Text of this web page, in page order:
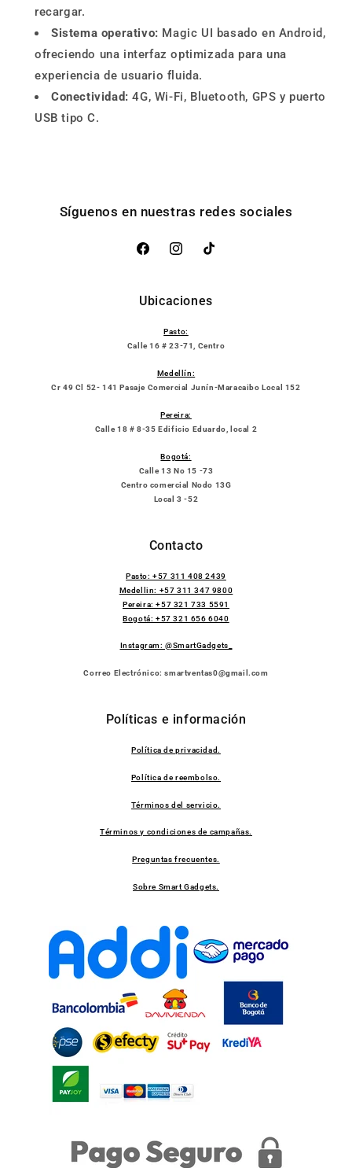
recargar.
Sistema operativo: Magic UI basado en Android,
ofreciendo una interfaz optimizada para una
experiencia de usuario fluida.
Conectividad: 4G, Wi-Fi, Bluetooth, GPS y puerto
USB tipo C.
Síguenos en nuestras redes sociales
FacebookInstagramTikTok
Ubicaciones
Pasto:
Calle 16 # 23-71, Centro
Medellín:
Cr 49 Cl 52- 141 Pasaje Comercial Junín-Maracaibo Local 152
Pereira:
Calle 18 # 8-35 Edificio Eduardo, local 2
Bogotá:
Calle 13 No 15 -73
Centro comercial Nodo 13G
Local 3 -52
Contacto
Pasto: +57 311 408 2439
Medellin: +57 311 347 9800
Pereira: +57 321 733 5591
Bogotá: +57 321 656 6040
Instagram: @SmartGadgets_
Correo Electrónico: smartventas0@gmail.com
Políticas e información
Política de privacidad.
Política de reembolso.
Términos del servicio.
Términos y condiciones de campañas.
Preguntas frecuentes.
Sobre Smart Gadgets.